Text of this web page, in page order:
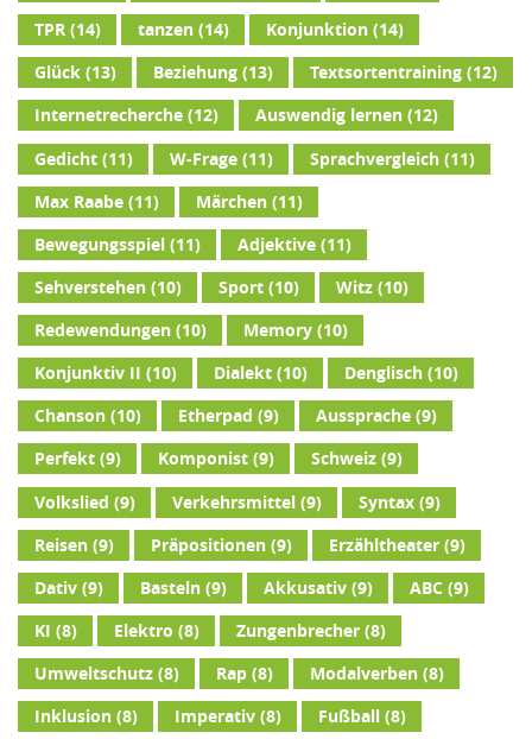
TPR(14) tanzen(14) Konjunktion(14)
Glück(13) Beziehung(13) Textsortentraining(12)
Internetrecherche(12) Auswendig lernen(12)
Gedicht(11) W-Frage(11) Sprachvergleich(11)
Max Raabe(11) Märchen(11)
Bewegungsspiel(11) Adjektive(11)
Sehverstehen(10) Sport(10) Witz(10)
Redewendungen(10) Memory(10)
Konjunktiv II (10) Dialekt(10) Denglisch(10)
Chanson(10) Etherpad (9) Aussprache(9)
Perfekt(9) Komponist(9) Schweiz(9)
Volkslied (9) Verkehrsmittel(9) Syntax(9)
Reisen(9) Präpositionen(9) Erzähltheater(9)
Dativ(9) Basteln(9) Akkusativ(9) ABC (9)
KI (8) Elektro (8) Zungenbrecher(8)
Umweltschutz(8) Rap(8) Modalverben(8)
Inklusion(8) Imperativ(8) Fußball(8)